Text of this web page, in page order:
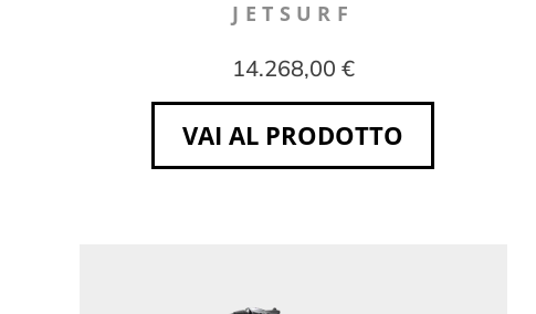
JETSURF
14.268,00 €
VAI AL PRODOTTO